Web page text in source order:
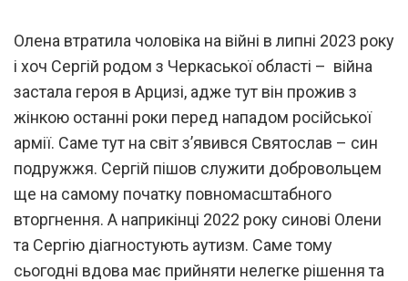
Олена втратила чоловіка на війні в липні 2023 року
і хоч Сергій родом з Черкаської області – війна
застала героя в Арцизі, адже тут він прожив з
жінкою останні роки перед нападом російської
армії. Саме тут на світ з’явився Святослав – син
подружжя. Сергій пішов служити добровольцем
ще на самому початку повномасштабного
вторгнення. А наприкінці 2022 року синові Олени
та Сергію діагностують аутизм. Саме тому
сьогодні вдова має прийняти нелегке рішення та